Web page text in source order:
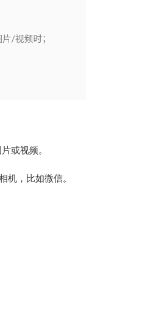
或视频。
机，比如微信。